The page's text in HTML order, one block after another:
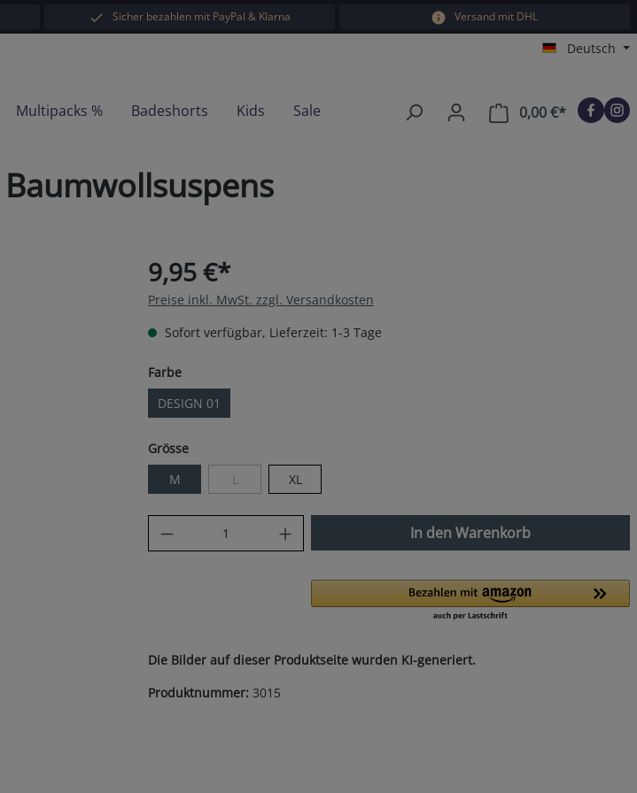
Sicher bezahlen mit PayPal & Klarna Versand mit DHL
Deutsch
Multipacks % Badeshorts Kids Sale 0,00 €*Warenkorb
9,95 €*
Preise inkl. MwSt. zzgl. Versandkosten
Sofort verfügbar, Lieferzeit: 1-3 Tage
Farbeauswählen
DESIGN 01
Grösseauswählen
M
L
(Diese Option ist zurzeit nicht verfügbar.)
XL
Produkt Anzahl: Gib den gewünschten Wert
In den Warenkorb
Die Bilder auf dieser Produktseite wurden KI-generiert.
Produktnummer: 3015